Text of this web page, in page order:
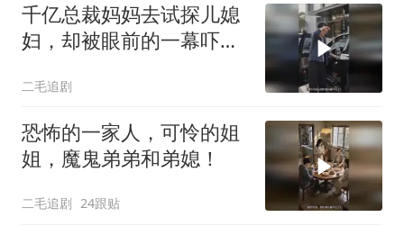
千亿总裁妈妈去试探儿媳
妇，却被眼前的一幕吓傻
二毛追剧
恐怖的一家人，可怜的姐
姐，魔鬼弟弟和弟媳！
二毛追剧 24跟贴